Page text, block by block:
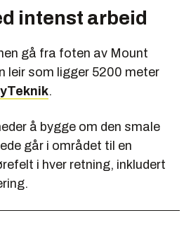
intenst arbeid
gå fra foten av Mount
leir som ligger 5200 meter
.
å bygge om den smale
går i området til en
i hver retning, inkludert